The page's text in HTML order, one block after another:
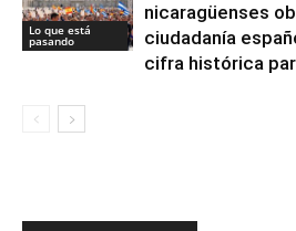
Lo que está
pasando
nicaragüenses
ciudadanía
cifra histórica